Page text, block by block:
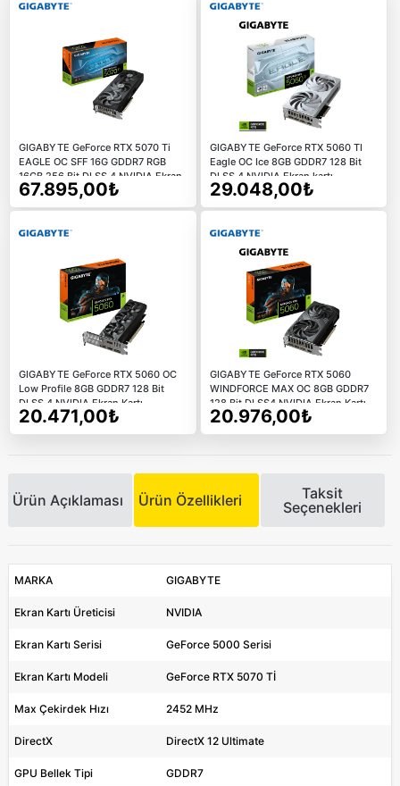
GIGABYTE GeForce RTX 5070 Ti
EAGLE OC SFF 16G GDDR7 RGB
16GB 256 Bit DLSS 4 NVIDIA Ekran
Kartı
67.895,00₺
GIGABYTE GeForce RTX 5060 TI
Eagle OC Ice 8GB GDDR7 128 Bit
DLSS 4 NVIDIA Ekran kartı
29.048,00₺
GIGABYTE GeForce RTX 5060 OC
Low Profile 8GB GDDR7 128 Bit
DLSS 4 NVIDIA Ekran Kartı
20.471,00₺
GIGABYTE GeForce RTX 5060
WINDFORCE MAX OC 8GB GDDR7
128 Bit DLSS4 NVIDIA Ekran Kartı
20.976,00₺
Ürün Açıklaması Ürün Özellikleri
Taksit
Seçenekleri
MARKA GIGABYTE
Ekran Kartı Üreticisi NVIDIA
Ekran Kartı Serisi GeForce 5000 Serisi
Ekran Kartı Modeli GeForce RTX 5070 Tİ
Max Çekirdek Hızı 2452 MHz
DirectX DirectX 12 Ultimate
GPU Bellek Tipi GDDR7